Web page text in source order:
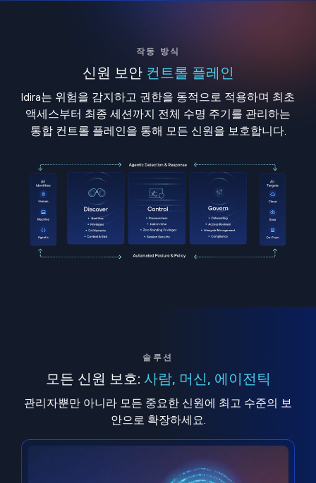
작동 방식
신원 보안 컨트롤 플레인
Idira는 위험을 감지하고 권한을 동적으로 적용하며 최초
액세스부터 최종 세션까지 전체 수명 주기를 관리하는
통합 컨트롤 플레인을 통해 모든 신원을 보호합니다.
솔루션
모든 신원 보호: 사람, 머신, 에이전틱
관리자뿐만 아니라 모든 중요한 신원에 최고 수준의 보
안으로 확장하세요.